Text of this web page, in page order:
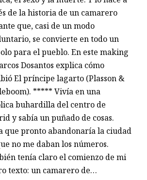
de la historia de un camarero
que, casi de un modo
se convierte en todo un
para el pueblo. En este making
Dosantos explica cómo
El príncipe lagarto (Plasson &
***** Vivía en una
buhardilla del centro de
y sabía un puñado de cosas.
que pronto abandonaría la ciudad
no me daban los números.
tenía claro el comienzo de mi
texto: un camarero de…